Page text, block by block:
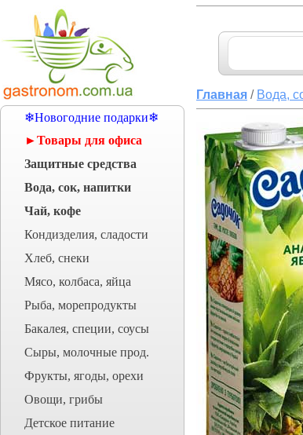
❄Новогодние подарки❄
►Товары для офиса
Защитные средства
Вода, сок, напитки
Чай, кофе
Кондизделия, сладости
Хлеб, снеки
Мясо, колбаса, яйца
Рыба, морепродукты
Бакалея, специи, соусы
Сыры, молочные прод.
Фрукты, ягоды, орехи
Овощи, грибы
Детское питание
Главная / Вода,